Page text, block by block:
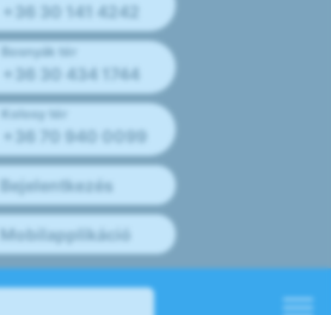
+36 30 141 4242
Bosnyák tér
+36 30 434 1744
Kolosy tér
+36 70 940 0099
Bejelentkezés
Mobilapplikáció